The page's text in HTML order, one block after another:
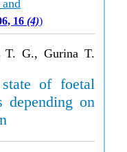
16(4))
T. G., Gurina T.
of foetal
depending on